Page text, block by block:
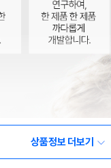
상품정보 더보기